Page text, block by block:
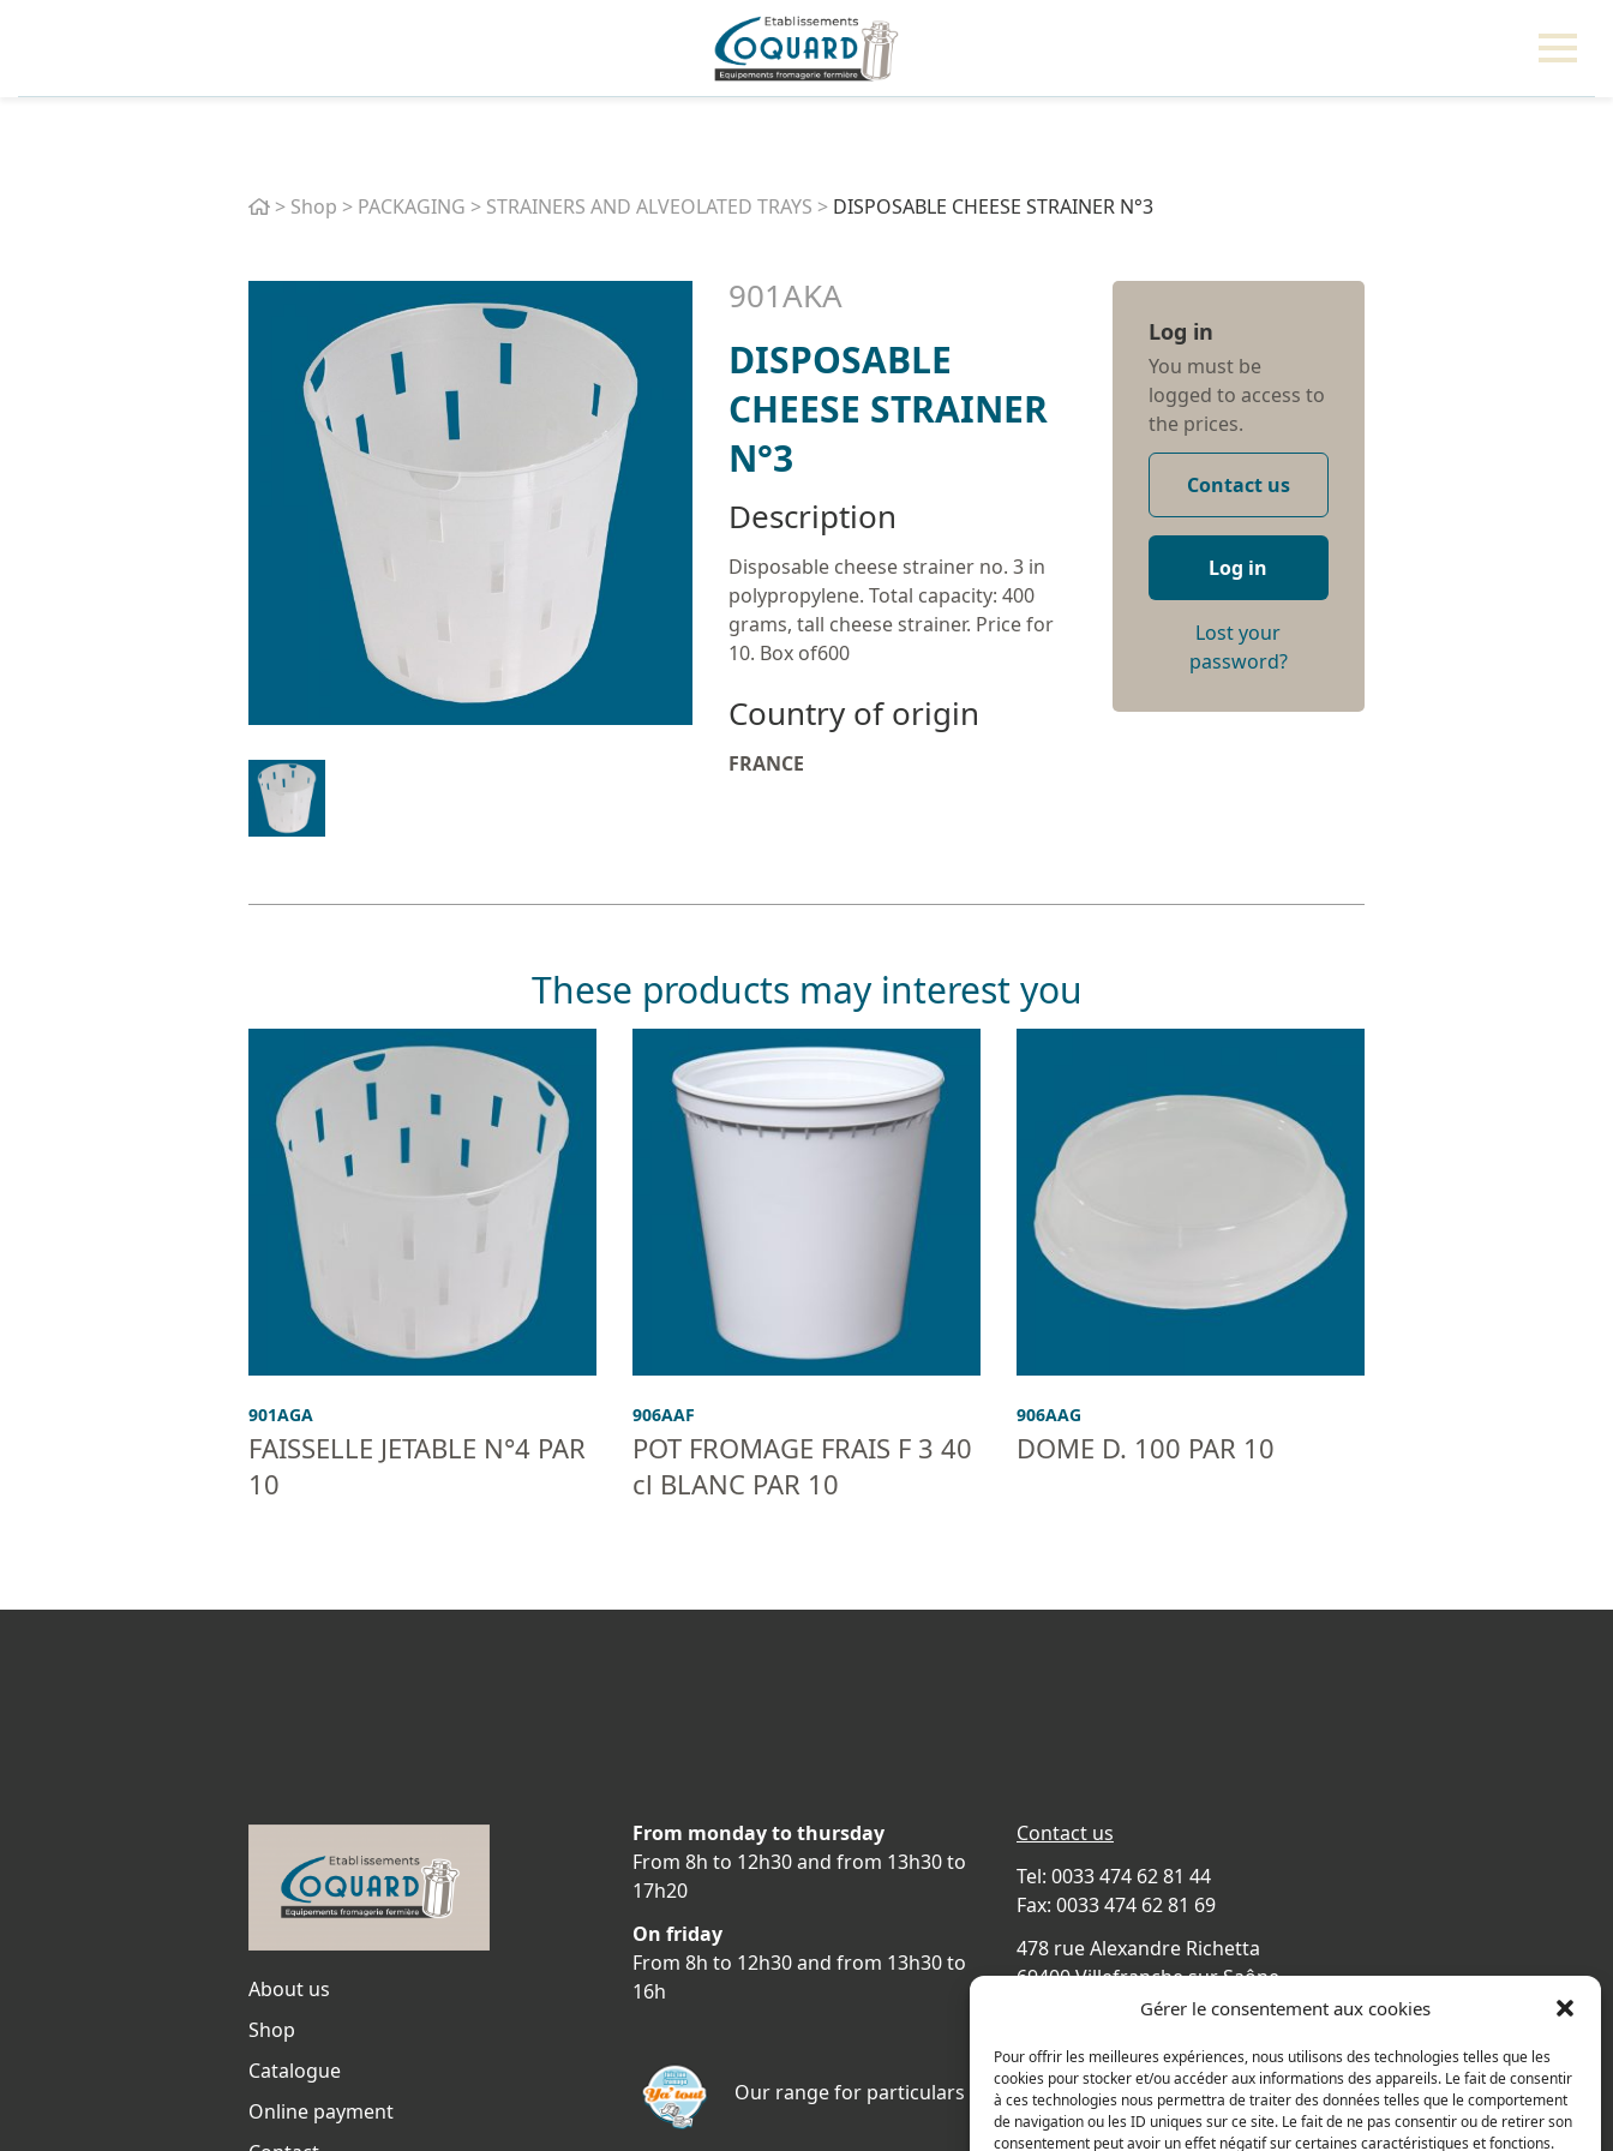
Gérer le consentement aux cookies
Pour offrir les meilleures expériences, nous utilisons des technologies telles que les
cookies pour stocker et/ou accéder aux informations des appareils. Le fait de consentir
à ces technologies nous permettra de traiter des données telles que le comportement
de navigation ou les ID uniques sur ce site. Le fait de ne pas consentir ou de retirer son
consentement peut avoir un effet négatif sur certaines caractéristiques et fonctions.
Home
> Shop > PACKAGING > STRAINERS AND ALVEOLATED TRAYS > DISPOSABLE CHEESE STRAINER N°3
901AKA
DISPOSABLE
CHEESE STRAINER
N°3
Description
Disposable cheese strainer no. 3 in
polypropylene. Total capacity: 400
grams, tall cheese strainer. Price for
10. Box of600
Country of origin
FRANCE
Log in
You must be
logged to access to
the prices.
Contact us
Log in
Lost your
password?
These products may interest you
901AGA
FAISSELLE JETABLE N°4 PAR
10
906AAF
POT FROMAGE FRAIS F 3 40
cl BLANC PAR 10
906AAG
DOME D. 100 PAR 10
About us
Shop
Catalogue
Online payment
From monday to thursday
From 8h to 12h30 and from 13h30 to
17h20
On friday
From 8h to 12h30 and from 13h30 to
16h
Our range for particulars
Contact us
Tel: 0033 474 62 81 44
Fax: 0033 474 62 81 69
478 rue Alexandre Richetta
69400 Villefranche sur Saône
Access map